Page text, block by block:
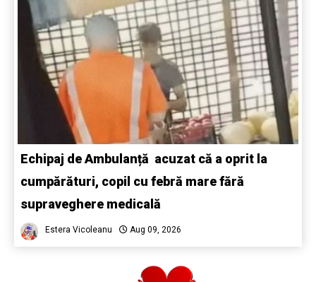
Echipaj de Ambulanță acuzat că a oprit la
cumpărături, copil cu febră mare fără
supraveghere medicală
Estera Vicoleanu Aug 09, 2026